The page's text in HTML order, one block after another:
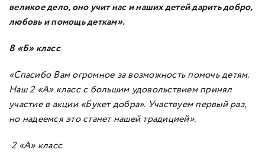
великое дело, оно учит нас и наших детей дарить добро,
любовь и помощь деткам».
8 «Б» класс
«Спасибо Вам огромное за возможность помочь детям.
Наш 2 «А» класс с большим удовольствием принял
участие в акции «Букет добра». Участвуем первый раз,
но надеемся это станет нашей традицией».
2 «А» класс